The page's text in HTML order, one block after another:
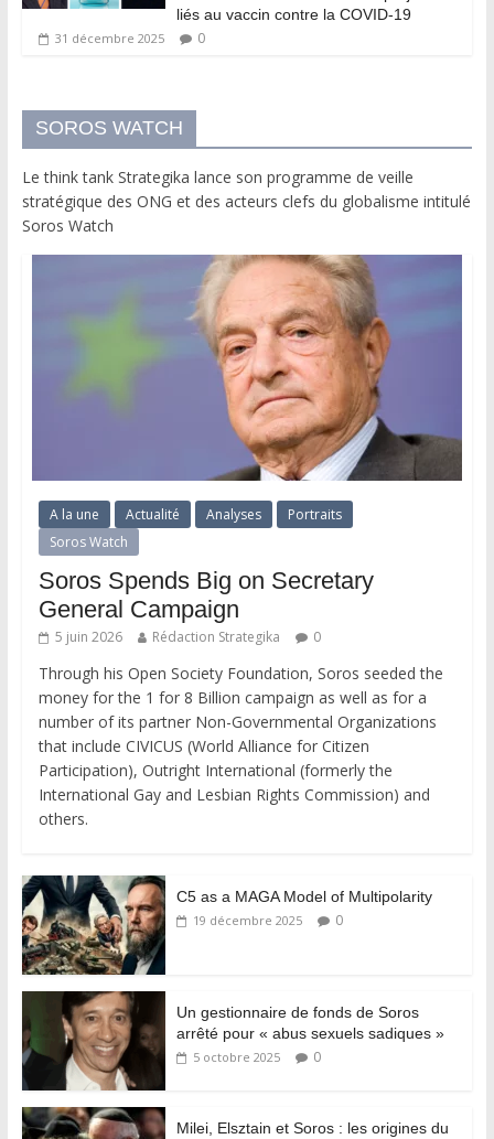
liés au vaccin contre la COVID-19
31 décembre 2025 0
SOROS WATCH
Le think tank Strategika lance son programme de veille
stratégique des ONG et des acteurs clefs du globalisme intitulé
Soros Watch
A la une Actualité Analyses
Portraits
Soros Watch
Soros Spends Big on Secretary
General Campaign
5 juin 2026 Rédaction Strategika 0
Through his Open Society Foundation, Soros seeded the
money for the 1 for 8 Billion campaign as well as for a
number of its partner Non-Governmental Organizations
that include CIVICUS (World Alliance for Citizen
Participation), Outright International (formerly the
International Gay and Lesbian Rights Commission) and
others.
C5 as a MAGA Model of Multipolarity
19 décembre 2025 0
Un gestionnaire de fonds de Soros
arrêté pour « abus sexuels sadiques »
5 octobre 2025 0
Milei, Elsztain et Soros : les origines du